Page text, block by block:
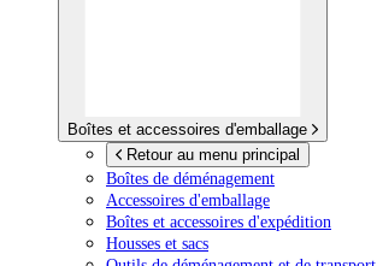
Boîtes et accessoires d'emballage
Retour au menu principal
Boîtes de déménagement
Accessoires d'emballage
Boîtes et accessoires d'expédition
Housses et sacs